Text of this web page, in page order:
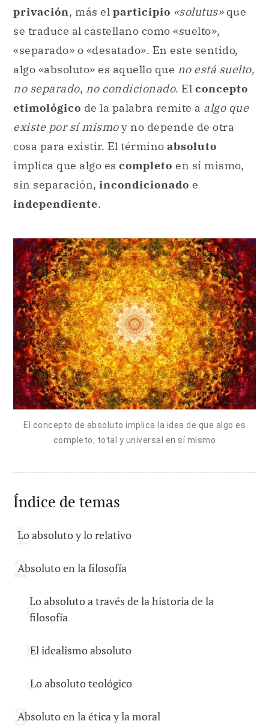
privación, más el participio «solutus»que
se traduce al castellano como «suelto»,
«separado» o «desatado». En este sentido,
algo «absoluto» es aquello que no está suelto,
no separado, no condicionado. El concepto
etimológico de la palabra remite a algo que
existe por sí mismoy no depende de otra
cosa para existir. El término absoluto
implica que algo es completo en sí mismo,
sin separación, incondicionado e
independiente.
El concepto de absoluto implica la idea de que algo es
completo, total y universal en sí mismo
Índice de temas
Lo absoluto y lo relativo
Absoluto en la filosofía
Lo absoluto a través de la historia de la
filosofía
El idealismo absoluto
Lo absoluto teológico
Absoluto en la ética y la moral